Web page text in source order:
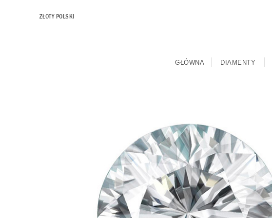
ZŁOTY POLSKI
GŁÓWNA DIAMENTY